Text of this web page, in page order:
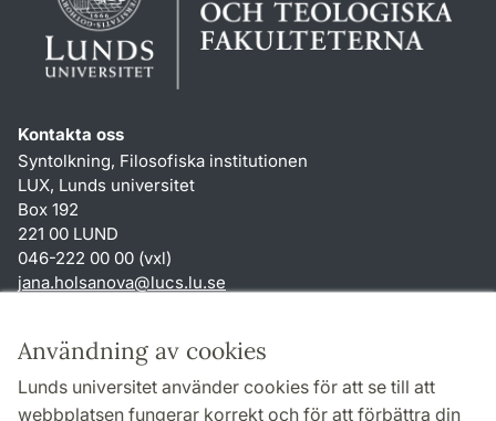
Användning av cookies
Lunds universitet använder cookies för att se till att
webbplatsen fungerar korrekt och för att förbättra din
Kontakta oss
Syntolkning, Filosofiska institutionen
LUX, Lunds universitet
Box 192
221 00 LUND
046-222 00 00 (vxl)
jana.holsanova@lucs.lu.se
Genvägar
Om webbplatsen och cookies
Behandling av personuppgifter